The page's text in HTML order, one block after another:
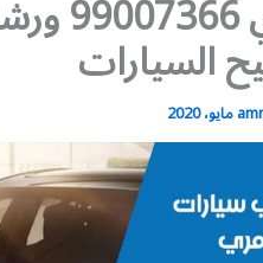
كراج
السيارات